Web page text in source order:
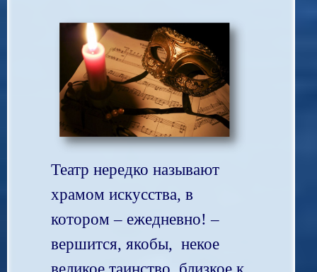
Театр нередко называют
храмом искусства, в
котором – ежедневно! –
вершится, якобы, некое